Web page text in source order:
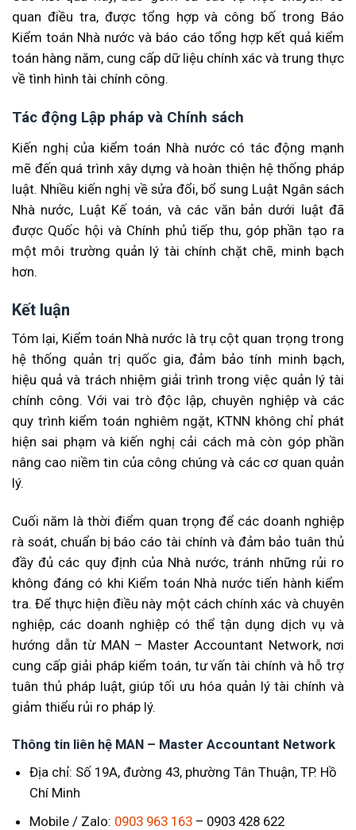
quan điều tra, được tổng hợp và công bố trong Báo
Kiểm toán Nhà nước và báo cáo tổng hợp kết quả kiểm
toán hàng năm, cung cấp dữ liệu chính xác và trung thực
về tình hình tài chính công.
Tác động Lập pháp và Chính sách
Kiến nghị của kiểm toán Nhà nước có tác động mạnh
mẽ đến quá trình xây dựng và hoàn thiện hệ thống pháp
luật. Nhiều kiến nghị về sửa đổi, bổ sung Luật Ngân sách
Nhà nước, Luật Kế toán, và các văn bản dưới luật đã
được Quốc hội và Chính phủ tiếp thu, góp phần tạo ra
một môi trường quản lý tài chính chặt chẽ, minh bạch
hơn.
Kết luận
Tóm lại, Kiểm toán Nhà nước là trụ cột quan trọng trong
hệ thống quản trị quốc gia, đảm bảo tính minh bạch,
hiệu quả và trách nhiệm giải trình trong việc quản lý tài
chính công. Với vai trò độc lập, chuyên nghiệp và các
quy trình kiểm toán nghiêm ngặt, KTNN không chỉ phát
hiện sai phạm và kiến nghị cải cách mà còn góp phần
nâng cao niềm tin của công chúng và các cơ quan quản
lý.
Cuối năm là thời điểm quan trọng để các doanh nghiệp
rà soát, chuẩn bị báo cáo tài chính và đảm bảo tuân thủ
đầy đủ các quy định của Nhà nước, tránh những rủi ro
không đáng có khi Kiểm toán Nhà nước tiến hành kiểm
tra. Để thực hiện điều này một cách chính xác và chuyên
nghiệp, các doanh nghiệp có thể tận dụng dịch vụ và
hướng dẫn từ MAN – Master Accountant Network, nơi
cung cấp giải pháp kiểm toán, tư vấn tài chính và hỗ trợ
tuân thủ pháp luật, giúp tối ưu hóa quản lý tài chính và
giảm thiểu rủi ro pháp lý.
Thông tin liên hệ MAN – Master Accountant Network
Địa chỉ: Số 19A, đường 43, phường Tân Thuận, TP. Hồ
Chí Minh
Mobile / Zalo: 0903 963 163– 0903 428 622